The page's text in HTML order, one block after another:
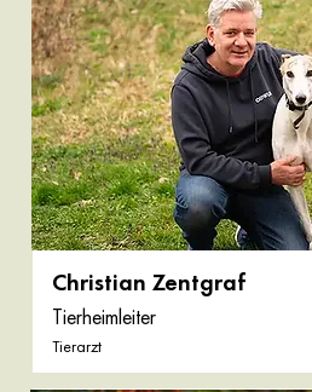
Christian Zentgraf
Tierheimleiter
Tierarzt